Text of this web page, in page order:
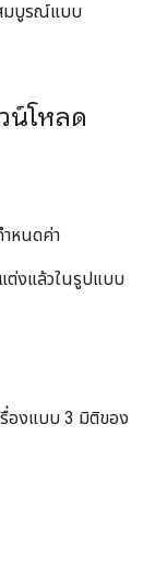
มบูรณ์แบบ
น์โหลด
ำหนดค่า
ต่งแล้วในรูปแบบ
รื่องแบบ 3 มิติของ